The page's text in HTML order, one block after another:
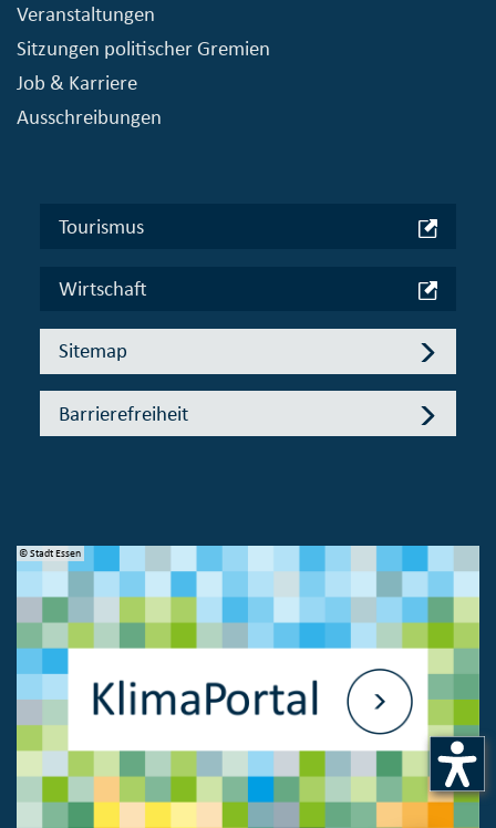
Veranstaltungen
Sitzungen politischer Gremien
Job & Karriere
Ausschreibungen
Tourismus
Wirtschaft
Sitemap
Barrierefreiheit
© Stadt Essen